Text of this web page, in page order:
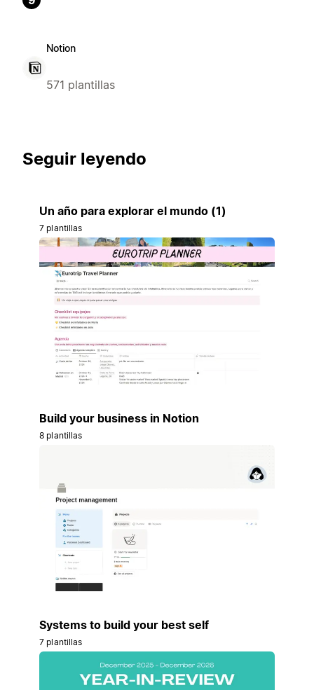
Notion
571 plantillas
Seguir leyendo
Un año para explorar el mundo (1)
7 plantillas
Build your business in Notion
8 plantillas
Systems to build your best self
7 plantillas